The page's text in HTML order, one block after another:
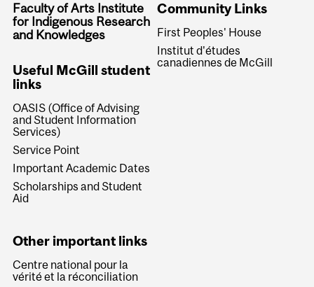
Faculty of Arts Institute
for Indigenous Research
and Knowledges
Useful McGill student
links
OASIS (Office of Advising
and Student Information
Services)
Service Point
Important Academic Dates
Scholarships and Student
Aid
Community Links
First Peoples' House
Institut d'études
canadiennes de McGill
Other important links
Centre national pour la
vérité et la réconciliation